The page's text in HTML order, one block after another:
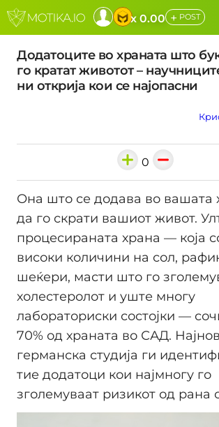
x 0.00 + POST
Додатоците во храната што
го кратат животот –
ни открија кои се најопасни
0
Она што се додава во вашата
да го скрати вашиот живот.
процесираната храна — која
високи количини на сол,
шеќери, масти што го
холестеролот и уште многу
лабораториски состојки —
70% од храната во САД.
германска студија ги
тие додатоци кои најмногу го
зголемуваат ризикот од рана